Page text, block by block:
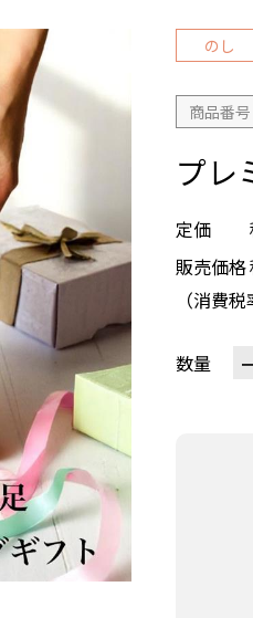
のし
商品番号
プレ
販売価格
（消費税
数量